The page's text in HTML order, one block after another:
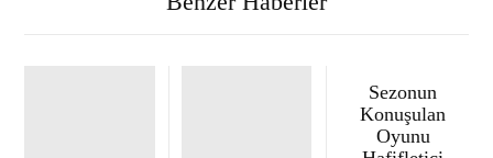
Sezonun
Konuşulan
Oyunu